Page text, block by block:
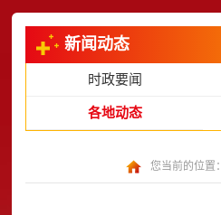
新闻动态
时政要闻
各地动态
您当前的位置：